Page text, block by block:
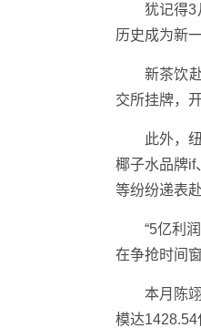
犹记得
历史成为新
新茶饮
交所挂牌，
此外，
椰子水品牌if
等纷纷递表
“5亿利
在争抢时间窗
本月陈
模达1428.54